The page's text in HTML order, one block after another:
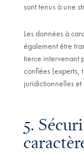
sont tenus à une
Les données à
également être
tierce intervenant
confiées (experts,
juridictionnelles et
5.